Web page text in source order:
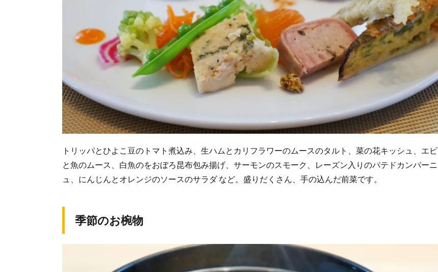
トリッパとひよこ豆のトマト煮込み、生ハムとカリフラワーのムースのタルト、菜の花キッシュ、エビ
と魚のムース、白魚のをおぼろ昆布包み揚げ、サーモンのスモーク、レーズン入りのパテドカンパーニ
ュ、にんじんとオレンジのソースのサラダ など。盛りだくさん、手の込んだ前菜です。
季節のお椀物